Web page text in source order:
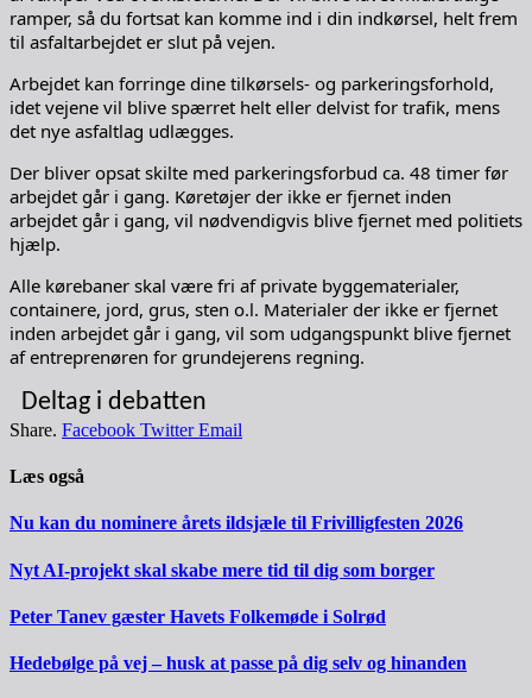
ramper, så du fortsat kan komme ind i din indkørsel, helt frem
til asfaltarbejdet er slut på vejen.
Arbejdet kan forringe dine tilkørsels- og parkeringsforhold,
idet vejene vil blive spærret helt eller delvist for trafik, mens
det nye asfaltlag udlægges.
Der bliver opsat skilte med parkeringsforbud ca. 48 timer før
arbejdet går i gang. Køretøjer der ikke er fjernet inden
arbejdet går i gang, vil nødvendigvis blive fjernet med politiets
hjælp.
Alle kørebaner skal være fri af private byggematerialer,
containere, jord, grus, sten o.l. Materialer der ikke er fjernet
inden arbejdet går i gang, vil som udgangspunkt blive fjernet
af entreprenøren for grundejerens regning.
Deltag i debatten
Share. Facebook Twitter Email
Læs også
Nu kan du nominere årets ildsjæle til Frivilligfesten 2026
Nyt AI-projekt skal skabe mere tid til dig som borger
Peter Tanev gæster Havets Folkemøde i Solrød
Hedebølge på vej – husk at passe på dig selv og hinanden